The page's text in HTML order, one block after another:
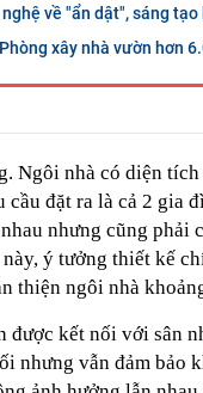
về "ẩn dật", sáng tạo
xây nhà vườn hơn
Ngôi nhà có diện
đặt ra là cả 2 gia
nhưng cũng phải
ý tưởng thiết kế
thiện ngôi nhà
kết nối với sân
nhưng vẫn đảm bảo